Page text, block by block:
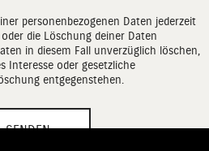
personenbezogenen Daten jederzeit
die Löschung deiner Daten
in diesem Fall unverzüglich löschen,
Interesse oder gesetzliche
entgegenstehen.
SENDEN